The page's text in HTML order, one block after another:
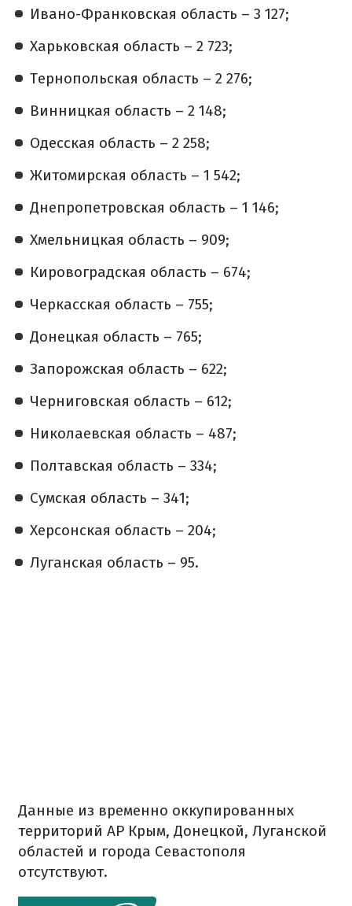
Ивано-Франковская область – 3 127;
Харьковская область – 2 723;
Тернопольская область – 2 276;
Винницкая область – 2 148;
Одесская область – 2 258;
Житомирская область – 1 542;
Днепропетровская область – 1 146;
Хмельницкая область – 909;
Кировоградская область – 674;
Черкасская область – 755;
Донецкая область – 765;
Запорожская область – 622;
Черниговская область – 612;
Николаевская область – 487;
Полтавская область – 334;
Сумская область – 341;
Херсонская область – 204;
Луганская область – 95.
Данные из временно оккупированных
территорий АР Крым, Донецкой, Луганской
областей и города Севастополя
отсутствуют.